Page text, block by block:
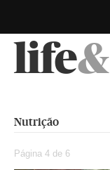
life&
Nutrição
Página 4 de 6